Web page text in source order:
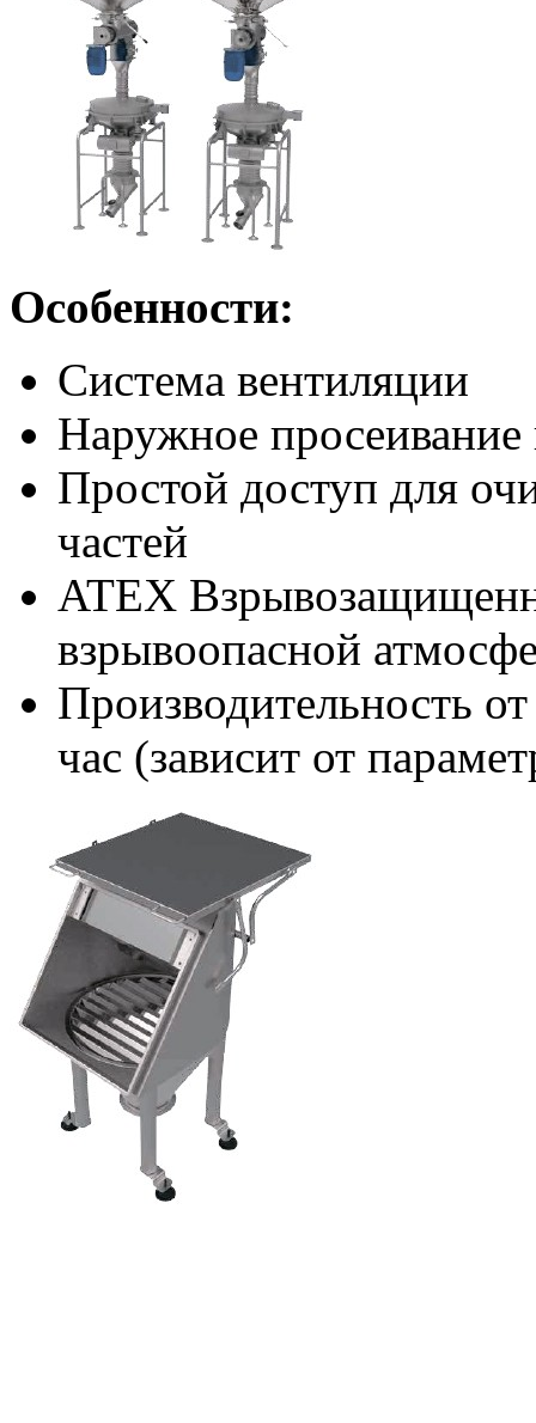
Особенности:
Система вентиляции
Наружное просеивание
Простой доступ для
частей
ATEX
взрывоопасной
Производительность
час (зависит от